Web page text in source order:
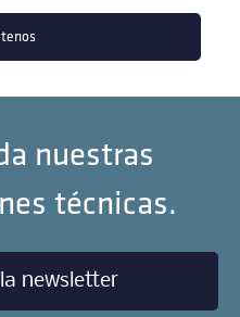
nuestras
técnicas.
newsletter